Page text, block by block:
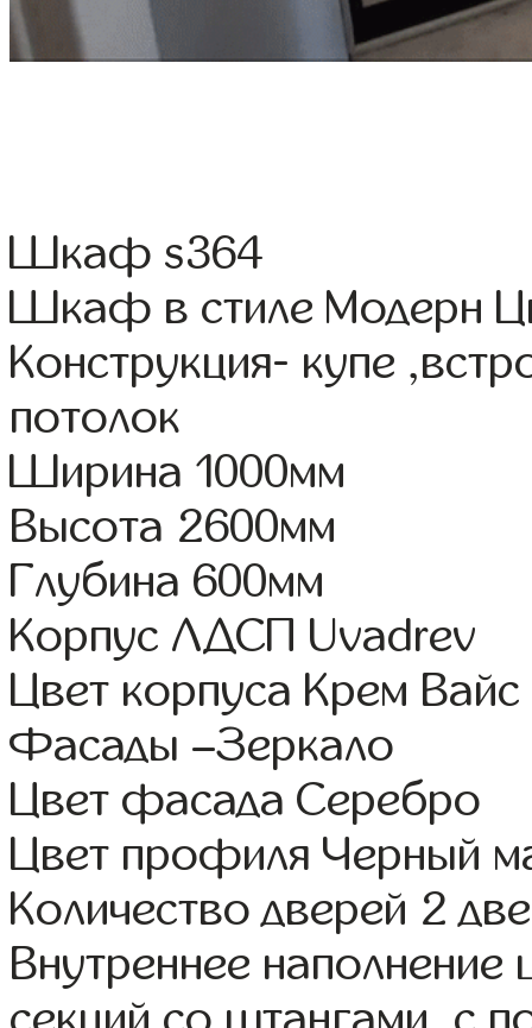
Шкаф s364
Шкаф в стиле Модерн
Конструкция- купе
потолок
Ширина 1000мм
Высота 2600мм
Глубина 600мм
Корпус ЛДСП Uvadrev
Цвет корпуса Крем Вайс
Фасады –Зеркало
Цвет фасада Серебро
Цвет профиля Черный
Количество дверей 2
Внутреннее